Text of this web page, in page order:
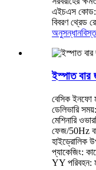
এইচএস কোড:
বিবরণ থ্রেড
অনুসন্ধান
ইস্পাত বার
বেসিক ইনফো
ডেলিভারি
মেশিনারি
ফেজ/50Hz বা
হাইড্রোলিক
প্যাকেজিং:
YY পরিবহন: